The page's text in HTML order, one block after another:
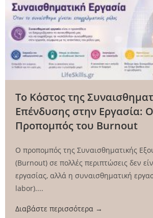
Το Κόστος της
Επένδυσης στην Εργασία: Ο
Προπομπός του Burnout
Ο προπομπός της Συναισθηματικής
(Burnout) σε πολλές περιπτώσεις δεν
εργασίας, αλλά η συναισθηματική
labor)....
Διαβάστε περισσότερα →